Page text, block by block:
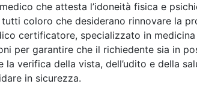
che attesta l’idoneità fisica e
coloro che desiderano rinnovare la
certificatore, specializzato in
per garantire che il richiedente sia in
verifica della vista, dell’udito e della
in sicurezza.